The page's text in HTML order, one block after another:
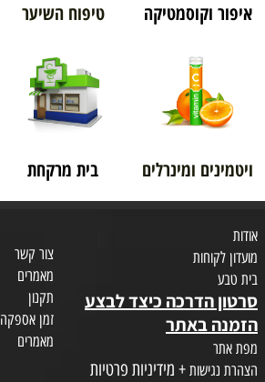
איפור וקוסמטיקה טיפוח השיער
ויטמינים ומינרלים בית מרקחת
אודות
מועדון לקוחות
בית טבע
סרטון הדרכה כיצד לבצע
הזמנה באתר
מפת אתר
הצהרת נגישות + מידיניות פרטיות
צור קשר
מאמרים
תקנון
זמן אספקה
מאמרים